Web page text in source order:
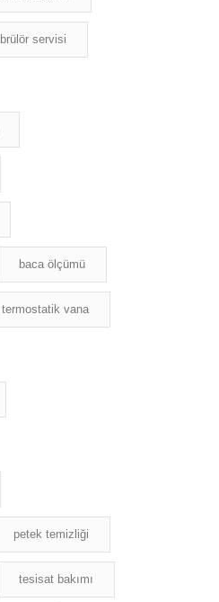
brülör servisi
baca ölçümü
termostatik vana
petek temizliği
tesisat bakımı